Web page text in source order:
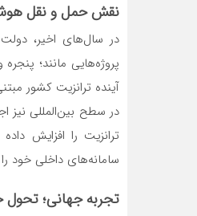
نقش حمل و نقل
در سال‌های اخیر،
پروژه‌هایی مانند؛
آینده ترانزیت کشور
ترانزیت را افزایش
سامانه‌های داخلی خود
تجربه جهانی؛